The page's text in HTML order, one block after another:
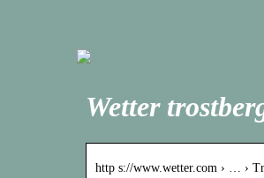
Wetter
http s://www.wetter.com › … ›